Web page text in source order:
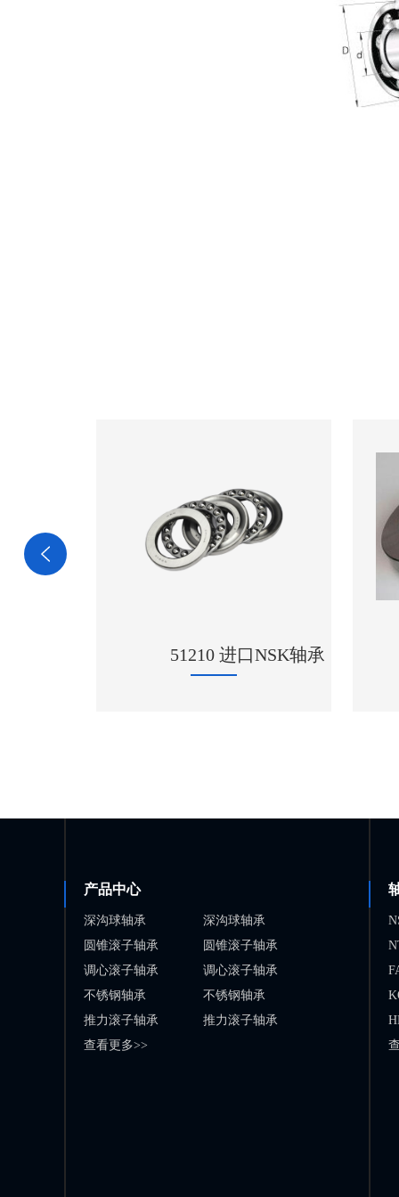
29420轴承
产品中心
深沟球轴承
圆锥滚子轴承
调心滚子轴承
不锈钢轴承
推力滚子轴承
查看更多>>
深沟球轴承
圆锥滚子轴承
调心滚子轴承
不锈钢轴承
推力滚子轴承